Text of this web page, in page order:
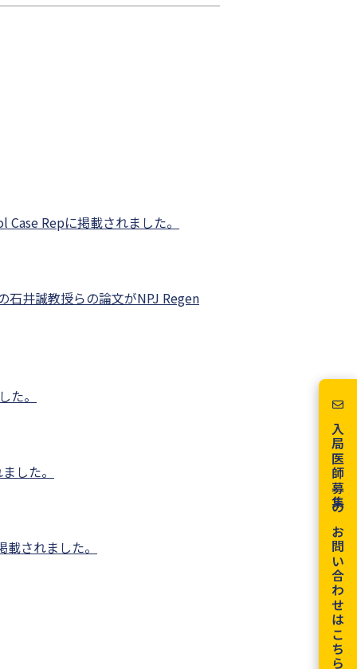
Repに掲載されました。
井誠教授らの論文がNPJ Regen
。
した。
されました。 入局医師募集のお問い合わせはこちら